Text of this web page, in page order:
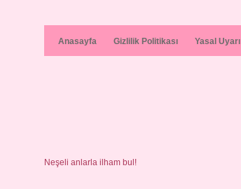
Anasayfa Gizlilik Politikası Yasal Uyarı
Neşeli anlarla ilham bul!